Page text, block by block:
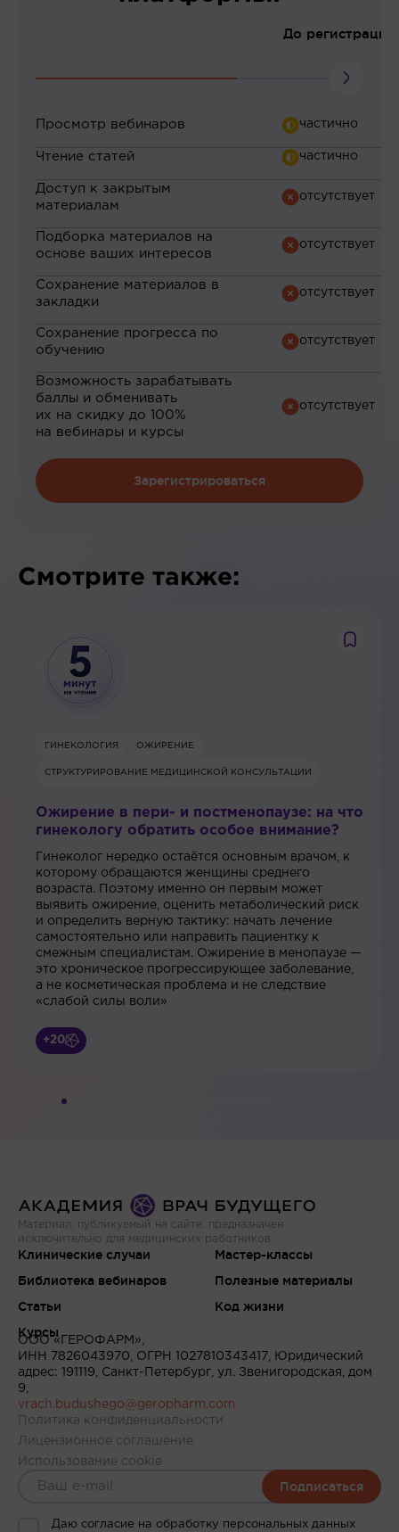
До регистрации
Просмотр вебинаров
Чтение статей
Доступ к закрытым
материалам
Подборка материалов на
основе ваших интересов
Сохранение материалов в
закладки
Сохранение прогресса по
обучению
Возможность зарабатывать
баллы и обменивать
их на скидку до 100%
на вебинары и курсы
Зарегистрироваться
Смотрите также:
ГИНЕКОЛОГИЯ ОЖИРЕНИЕ
СТРУКТУРИРОВАНИЕ МЕДИЦИНСКОЙ КОНСУЛЬТАЦИИ
Ожирение в пери- и постменопаузе: на что
гинекологу обратить особое внимание?
Гинеколог нередко остаётся основным врачом, к
которому обращаются женщины среднего
возраста. Поэтому именно он первым может
выявить ожирение, оценить метаболический риск
и определить верную тактику: начать лечение
самостоятельно или направить пациентку к
смежным специалистам. Ожирение в менопаузе —
это хроническое прогрессирующее заболевание,
а не косметическая проблема и не следствие
«слабой силы воли»
+20
Материал, публикуемый на сайте, предназначен
исключительно для медицинских работников
Клинические случаи
Библиотека вебинаров
Статьи
Курсы
Мастер-классы
Полезные материалы
Код жизни
ООО «ГЕРОФАРМ»,
ИНН 7826043970, ОГРН 1027810343417, Юридический
адрес: 191119, Санкт-Петербург, ул. Звенигородская, дом
9,
vrach.budushego@geropharm.com
Политика конфиденциальности
Лицензионное соглашение
Использование cookie
Подписаться
Даю согласие на обработку персональных данных